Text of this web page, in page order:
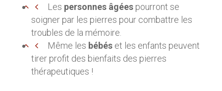
Les personnes âgées pourront se
soigner par les pierres pour combattre les
troubles de la mémoire.
Même les bébés et les enfants peuvent
tirer profit des bienfaits des pierres
thérapeutiques !